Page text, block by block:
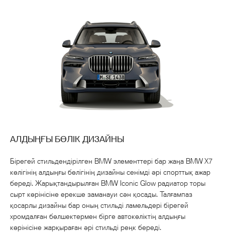
АЛДЫҢҒЫ БӨЛІК ДИЗАЙНЫ
Бірегей стильдендірілген BMW элементтері бар жаңа BMW X7
көлігінің алдыңғы бөлігінің дизайны сенімді әрі спорттық ажар
береді. Жарықтандырылған BMW Iconic Glow радиатор торы
сырт көрінісіне ерекше заманауи сән қосады. Талғампаз
қосарлы дизайны бар оның стильді ламельдері бірегей
хромдалған бөлшектермен бірге автокөліктің алдыңғы
көрінісіне жарқыраған әрі стильді реңк береді.